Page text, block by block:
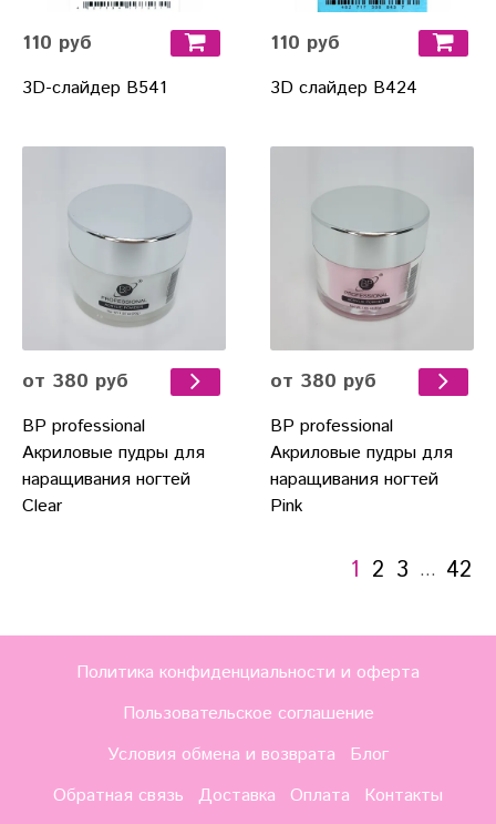
110 руб
3D-слайдер B541
110 руб
3D слайдер В424
от 380 руб
BP professional
Акриловые пудры для
наращивания ногтей
Clear
от 380 руб
BP professional
Акриловые пудры для
наращивания ногтей
Pink
1 2 3 … 42
Политика конфиденциальности и оферта
Пользовательское соглашение
Условия обмена и возврата
Блог
Обратная связь
Доставка Оплата Контакты